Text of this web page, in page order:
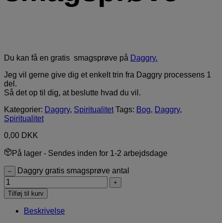
Du kan få en gratis smagsprøve på Daggry.
Jeg vil gerne give dig et enkelt trin fra Daggry processens 1
del.
Så det op til dig, at beslutte hvad du vil.
Kategorier: Daggry, Spiritualitet Tags: Bog, Daggry,
Spiritualitet
0,00 DKK
På lager - Sendes inden for 1-2 arbejdsdage
– Daggry gratis smagsprøve antal
+
Tilføj til kurv
Beskrivelse